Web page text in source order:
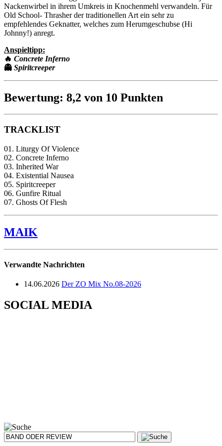
Nackenwirbel in ihrem Umkreis in Knochenmehl verwandeln. Für
Old School- Thrasher der traditionellen Art ein sehr zu
empfehlendes Geknatter, welches zum Herumgeschubse (Hi
Johnny!) anregt.
Anspieltipp:
🔥 Concrete Inferno
👻 Spiritcreeper
Bewertung: 8,2 von 10 Punkten
TRACKLIST
01. Liturgy Of Violence
02. Concrete Inferno
03. Inherited War
04. Existential Nausea
05. Spiritcreeper
06. Gunfire Ritual
07. Ghosts Of Flesh
MAIK
Verwandte Nachrichten
14.06.2026 Der ZO Mix No.08-2026
SOCIAL MEDIA